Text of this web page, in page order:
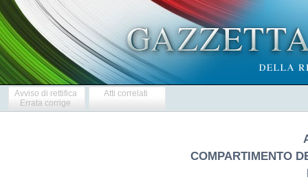
Avviso di rettifica
Errata corrige
Atti correlati
COMPARTIMENTO